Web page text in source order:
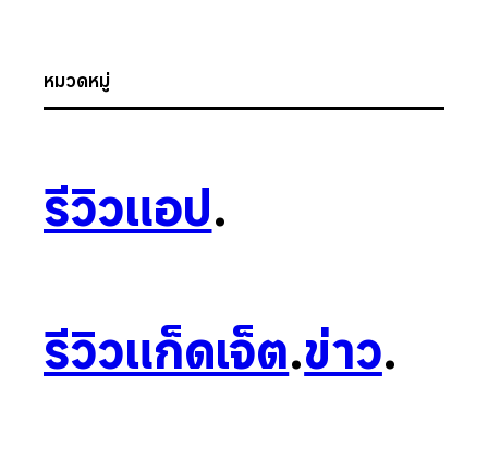
หมวดหมู่
รีวิวแอป.
รีวิวแก็ดเจ็ต.ข่าว.